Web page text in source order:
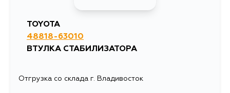
TOYOTA
48818-63010
ВТУЛКА СТАБИЛИЗАТОРА
Отгрузка со склада г. Владивосток